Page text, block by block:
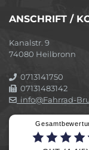
ANSCHRIFT /
Kanalstr. 9
74080 Heilbronn
0713141750
07131483142
info@Fahrrad-